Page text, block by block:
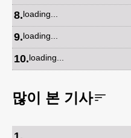
8.loading...
9.loading...
10.loading...
많이 본 기사